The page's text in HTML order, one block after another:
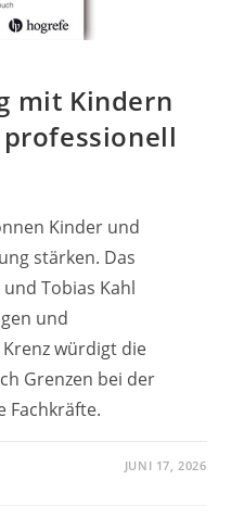
mit Kindern
Kinder und
stärken. Das
Tobias Kahl
und
würdigt die
Grenzen bei der
Fachkräfte.
JUNI 17, 2026